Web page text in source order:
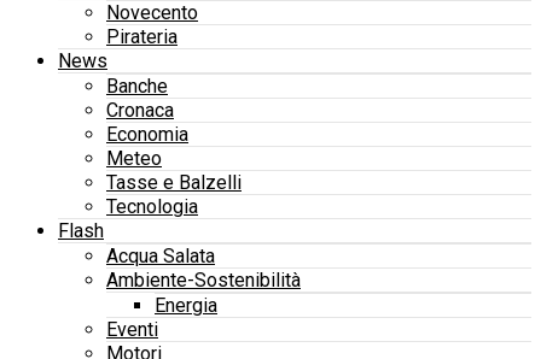
Novecento
Pirateria
News
Banche
Cronaca
Economia
Meteo
Tasse e Balzelli
Tecnologia
Flash
Acqua Salata
Ambiente-Sostenibilità
Energia
Eventi
Motori